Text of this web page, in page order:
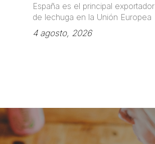
España es el principal exportador
de lechuga en la Unión Europea
4 agosto, 2026